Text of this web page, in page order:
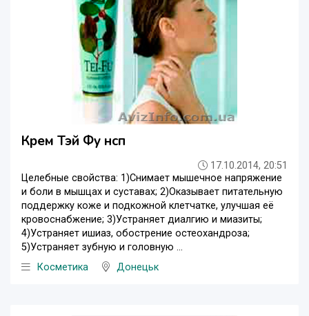
Крем Тэй Фу нсп
17.10.2014, 20:51
Целебные свойства: 1)Снимает мышечное напряжение
и боли в мышцах и суставах; 2)Оказывает питательную
поддержку коже и подкожной клетчатке, улучшая её
кровоснабжение; 3)Устраняет диалгию и миазиты;
4)Устраняет ишиаз, обострение остеохандроза;
5)Устраняет зубную и головную ...
Косметика
Донецьк